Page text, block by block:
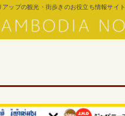
アップの観光・街歩きのお役立ち情報サイト